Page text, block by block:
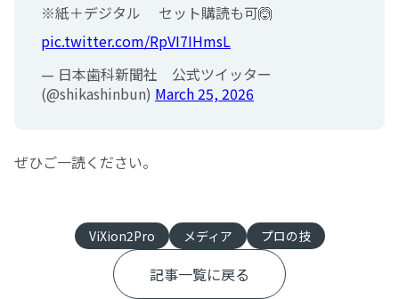
※紙＋デジタル セット購読も可🙆
pic.twitter.com/RpVI7IHmsL
— 日本歯科新聞社 公式ツイッター
(@shikashinbun) March 25, 2026
ぜひご一読ください。
ViXion2Pro メディア プロの技
記事一覧に戻る